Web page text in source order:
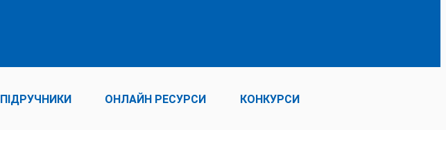
ПІДРУЧНИКИ ОНЛАЙН РЕСУРСИ КОНКУРСИ